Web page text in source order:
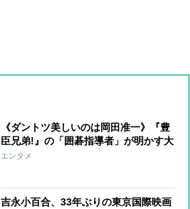
《ダントツ美しいのは岡田准一》『豊
臣兄弟!』の「囲碁指導者」が明かす大
河ドラマで菜々緒がかけた「労いの言
エンタメ
吉永小百合、33年ぶりの東京国際映画